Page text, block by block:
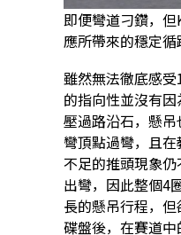
即便彎道刁鑽，
應所帶來的穩定循
雖然無法徹底感
的指向性並沒有
壓過路沿石，懸
彎頂點過彎，且
不足的推頭現象
出彎，因此整個4
長的懸吊行程，
碟盤後，在賽道